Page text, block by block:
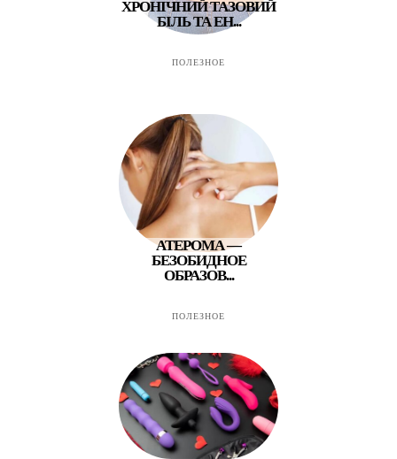
ХРОНІЧНИЙ ТАЗОВИЙ
БІЛЬ ТА ЕН...
ПОЛЕЗНОЕ
АТЕРОМА —
БЕЗОБИДНОЕ
ОБРАЗОВ...
ПОЛЕЗНОЕ